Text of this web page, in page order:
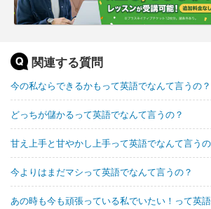
関連する質問
今の私ならできるかもって英語でなんて言うの？
どっちが儲かるって英語でなんて言うの？
甘え上手と甘やかし上手って英語でなんて言う
今よりはまだマシって英語でなんて言うの？
あの時も今も頑張っている私でいたい！って英